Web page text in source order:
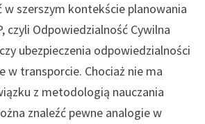
szerszym kontekście planowania
czyli Odpowiedzialność Cywilna
ubezpieczenia odpowiedzialności
w transporcie. Chociaż nie ma
z metodologią nauczania
znaleźć pewne analogie w